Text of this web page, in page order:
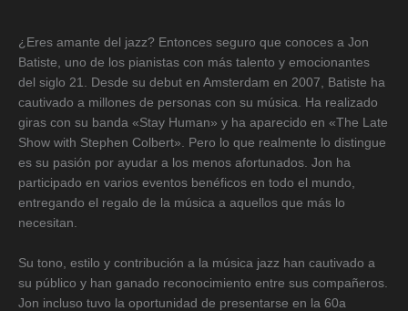
¿Eres amante del jazz? Entonces seguro que conoces a Jon
Batiste, uno de los pianistas con más talento y emocionantes
del siglo 21. Desde su debut en Amsterdam en 2007, Batiste ha
cautivado a millones de personas con su música. Ha realizado
giras con su banda «Stay Human» y ha aparecido en «The Late
Show with Stephen Colbert». Pero lo que realmente lo distingue
es su pasión por ayudar a los menos afortunados. Jon ha
participado en varios eventos benéficos en todo el mundo,
entregando el regalo de la música a aquellos que más lo
necesitan.
Su tono, estilo y contribución a la música jazz han cautivado a
su público y han ganado reconocimiento entre sus compañeros.
Jon incluso tuvo la oportunidad de presentarse en la 60a